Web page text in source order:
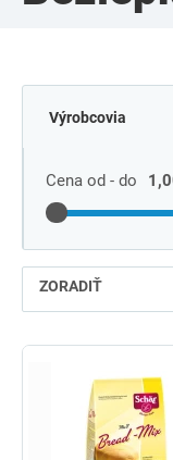
Cena od - do
ZORADIŤ